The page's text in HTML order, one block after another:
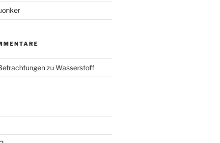
zu Wasserstoff